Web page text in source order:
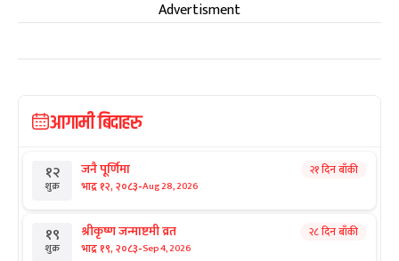
Advertisment
आगामी बिदाहरु
१२
शुक्र
जनै पूर्णिमा
भाद्र १२, २०८३-Aug 28, 2026
२१ दिन बाँकी
१९
शुक्र
श्रीकृष्ण जन्माष्टमी व्रत
भाद्र १९, २०८३-Sep 4, 2026
२८ दिन बाँकी